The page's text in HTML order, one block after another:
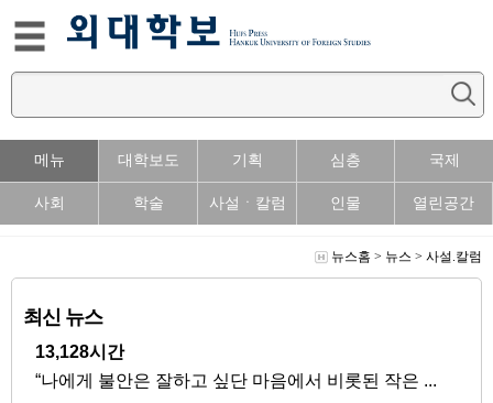
메뉴 대학보도 기획 심층 국제
사회 학술 사설ㆍ칼럼 인물 열린공간
뉴스홈 > 뉴스 > 사설.칼럼
최신 뉴스
13,128시간
“나에게 불안은 잘하고 싶단 마음에서 비롯된 작은 ...